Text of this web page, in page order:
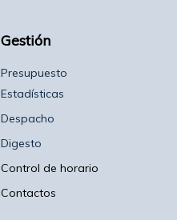
Gestión
Presupuesto
Estadísticas
Despacho
Digesto
Control de horario
Contactos